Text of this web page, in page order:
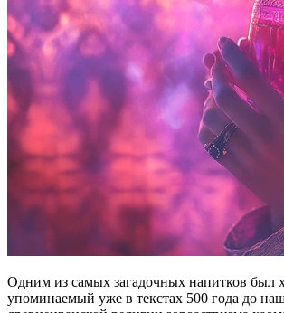
Одним из самых загадочных напитков был
упоминаемый уже в текстах 500 года до